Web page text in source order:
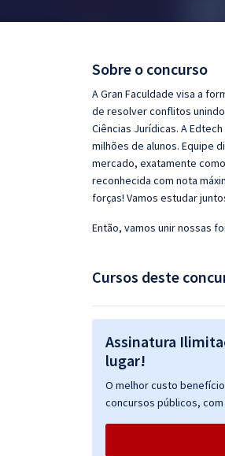
Questões grátis
Conteúdo gratuito
Sobre o concurso
A Gran Faculdade visa a
de resolver conflitos
Ciências Jurídicas. A
milhões de alunos. Equipe
mercado, exatamente
reconhecida com nota
forças! Vamos estudar
Então, vamos unir nossas
Cursos deste
Assinatura
lugar!
O melhor custo
concursos públicos,